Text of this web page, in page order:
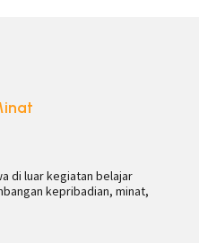
di luar kegiatan belajar
kepribadian, minat,